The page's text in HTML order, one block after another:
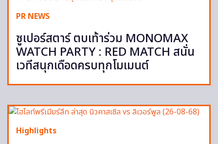
PR NEWS
ซูเปอร์สตาร์ ตบเท้าร่วม MONOMAX
WATCH PARTY : RED MATCH สนั่น
เวทีสนุกเดือดครบทุกโมเมนต์
Highlights